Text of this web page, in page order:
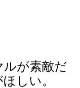
が素敵だ
しい。